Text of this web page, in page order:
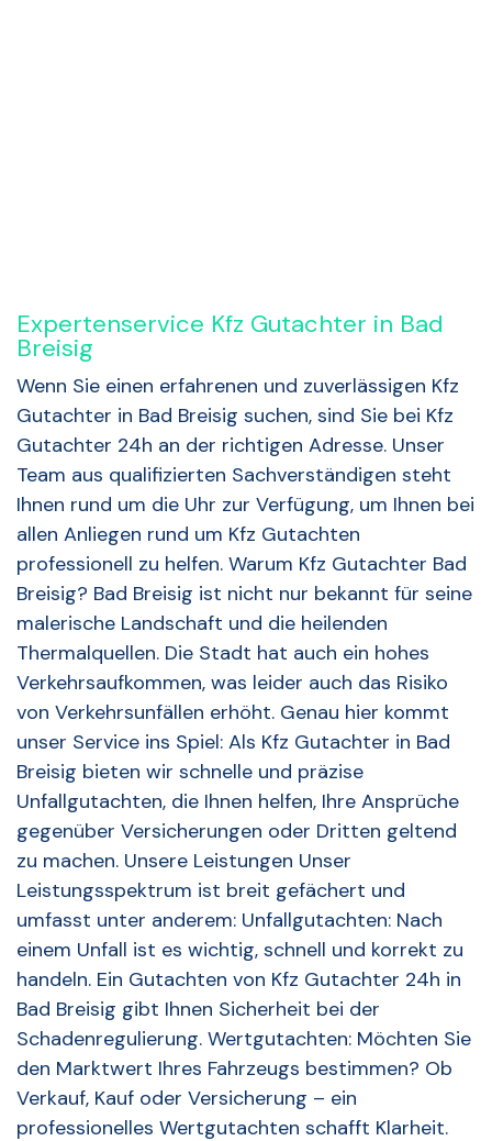
Expertenservice Kfz Gutachter in Bad
Breisig
Wenn Sie einen erfahrenen und zuverlässigen Kfz
Gutachter in Bad Breisig suchen, sind Sie bei Kfz
Gutachter 24h an der richtigen Adresse. Unser
Team aus qualifizierten Sachverständigen steht
Ihnen rund um die Uhr zur Verfügung, um Ihnen bei
allen Anliegen rund um Kfz Gutachten
professionell zu helfen. Warum Kfz Gutachter Bad
Breisig? Bad Breisig ist nicht nur bekannt für seine
malerische Landschaft und die heilenden
Thermalquellen. Die Stadt hat auch ein hohes
Verkehrsaufkommen, was leider auch das Risiko
von Verkehrsunfällen erhöht. Genau hier kommt
unser Service ins Spiel: Als Kfz Gutachter in Bad
Breisig bieten wir schnelle und präzise
Unfallgutachten, die Ihnen helfen, Ihre Ansprüche
gegenüber Versicherungen oder Dritten geltend
zu machen. Unsere Leistungen Unser
Leistungsspektrum ist breit gefächert und
umfasst unter anderem: Unfallgutachten: Nach
einem Unfall ist es wichtig, schnell und korrekt zu
handeln. Ein Gutachten von Kfz Gutachter 24h in
Bad Breisig gibt Ihnen Sicherheit bei der
Schadenregulierung. Wertgutachten: Möchten Sie
den Marktwert Ihres Fahrzeugs bestimmen? Ob
Verkauf, Kauf oder Versicherung – ein
professionelles Wertgutachten schafft Klarheit.